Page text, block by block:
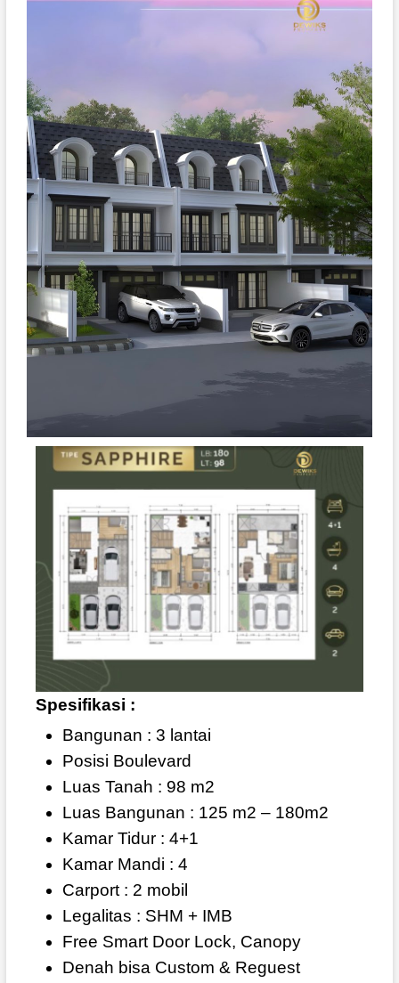
Spesifikasi :
Bangunan : 3 lantai
Posisi Boulevard
Luas Tanah : 98 m2
Luas Bangunan : 125 m2 – 180m2
Kamar Tidur : 4+1
Kamar Mandi : 4
Carport : 2 mobil
Legalitas : SHM + IMB
Free Smart Door Lock, Canopy
Denah bisa Custom & Reguest